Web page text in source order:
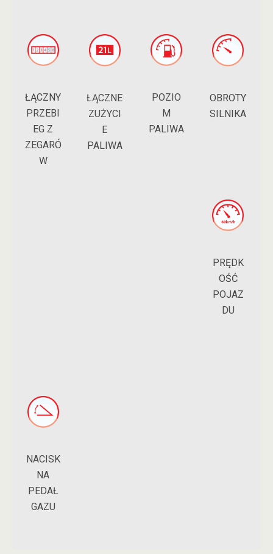
ŁĄCZNY
PRZEBI
EG Z
ZEGARÓ
W
ŁĄCZNE
ZUŻYCI
E
PALIWA
POZIO
M
PALIWA
OBROTY
SILNIKA
PRĘDK
OŚĆ
POJAZ
DU
NACISK
NA
PEDAŁ
GAZU